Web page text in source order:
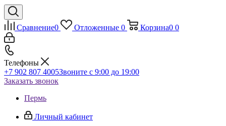
Сравнение0 Отложенные 0 Корзина0 0
Телефоны
+7 902 807 4005Звоните с 9:00 до 19:00
Заказать звонок
Пермь
Личный кабинет